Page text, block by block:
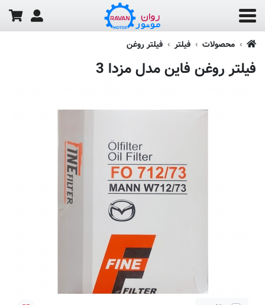
محصولات فیلتر فیلتر روغن
فیلتر روغن فاین مدل مزدا 3